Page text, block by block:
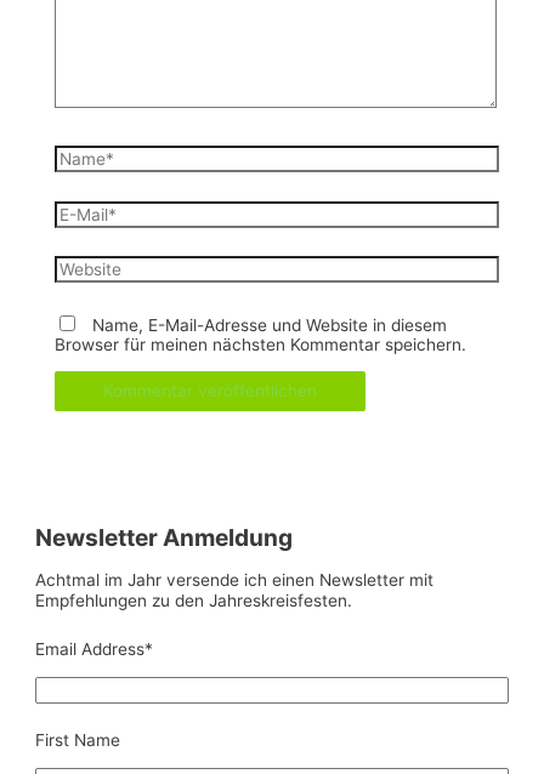
Name*
E-
Mail*
Website
Name, E-Mail-Adresse und Website in diesem
Browser für meinen nächsten Kommentar speichern.
Newsletter Anmeldung
Achtmal im Jahr versende ich einen Newsletter mit
Empfehlungen zu den Jahreskreisfesten.
Email Address*
First Name